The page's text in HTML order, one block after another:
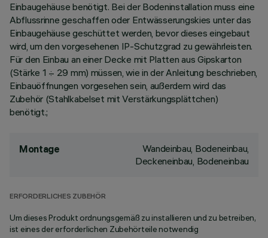
Einbaugehäuse benötigt. Bei der Bodeninstallation muss eine
Abflussrinne geschaffen oder Entwässerungskies unter das
Einbaugehäuse geschüttet werden, bevor dieses eingebaut
wird, um den vorgesehenen IP-Schutzgrad zu gewährleisten.
Für den Einbau an einer Decke mit Platten aus Gipskarton
(Stärke 1 ÷ 29 mm) müssen, wie in der Anleitung beschrieben,
Einbauöffnungen vorgesehen sein, außerdem wird das
Zubehör (Stahlkabelset mit Verstärkungsplättchen)
benötigt.;
Montage
Wandeinbau, Bodeneinbau,
Deckeneinbau, Bodeneinbau
ERFORDERLICHES ZUBEHÖR
Um dieses Produkt ordnungsgemäß zu installieren und zu betreiben,
ist eines der erforderlichen Zubehörteile notwendig